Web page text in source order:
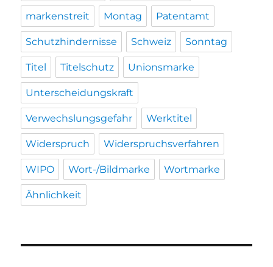
markenstreit Montag Patentamt
Schutzhindernisse Schweiz Sonntag
Titel Titelschutz Unionsmarke
Unterscheidungskraft
Verwechslungsgefahr Werktitel
Widerspruch Widerspruchsverfahren
WIPO Wort-/Bildmarke Wortmarke
Ähnlichkeit